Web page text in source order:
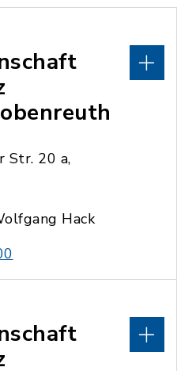
Str. 20 a,
Hack